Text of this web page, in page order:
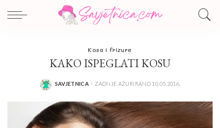
Kosa i frizure
KAKO ISPEGLATI KOSU
POSTED
SAVJETNICA ZADNJE AŽURIRANO 10.05.2016.